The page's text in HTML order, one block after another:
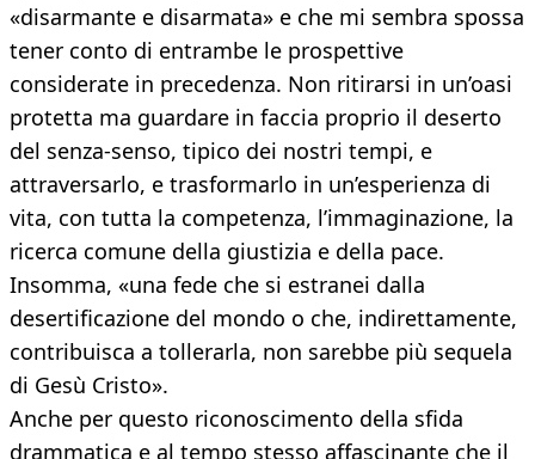
«disarmante e disarmata» e che mi sembra spossa
tener conto di entrambe le prospettive
considerate in precedenza. Non ritirarsi in un’oasi
protetta ma guardare in faccia proprio il deserto
del senza-senso, tipico dei nostri tempi, e
attraversarlo, e trasformarlo in un’esperienza di
vita, con tutta la competenza, l’immaginazione, la
ricerca comune della giustizia e della pace.
Insomma, «una fede che si estranei dalla
desertificazione del mondo o che, indirettamente,
contribuisca a tollerarla, non sarebbe più sequela
di Gesù Cristo».
Anche per questo riconoscimento della sfida
drammatica e al tempo stesso affascinante che il